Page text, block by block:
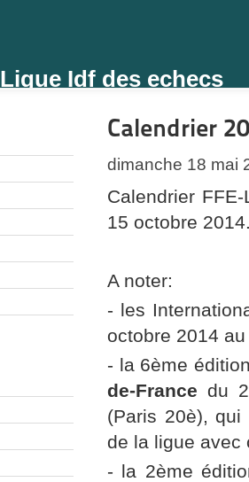
Ligue Idf des echecs
Calendrier
dimanche 18 mai
Calendrier
15 octobre
A noter:
- les
octobre 2014
- la 6ème
de-France du
(Paris 20è), qui
de la ligue avec
- la 2ème